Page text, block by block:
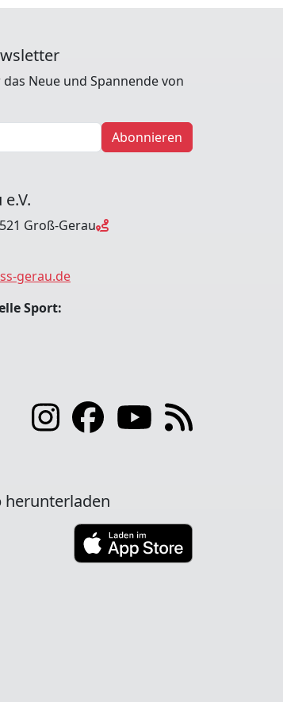
Neue und Spannende von
Abonnieren
Groß-Gerau
gerau.de
Sport:
herunterladen